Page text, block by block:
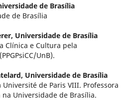
de Brasília
de Brasília
Universidade de Brasília
Clínica e Cultura pela
UnB).
Universidade de Brasília
de Paris VIII. Professora
Universidade de Brasília.